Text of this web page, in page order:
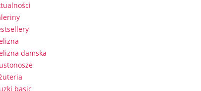
damska
basic